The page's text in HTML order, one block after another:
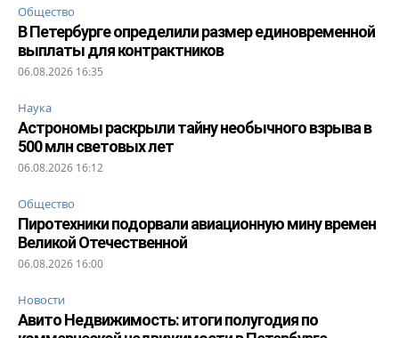
Общество
В Петербурге определили размер единовременной
выплаты для контрактников
06.08.2026 16:35
Наука
Астрономы раскрыли тайну необычного взрыва в
500 млн световых лет
06.08.2026 16:12
Общество
Пиротехники подорвали авиационную мину времен
Великой Отечественной
06.08.2026 16:00
Новости
Авито Недвижимость: итоги полугодия по